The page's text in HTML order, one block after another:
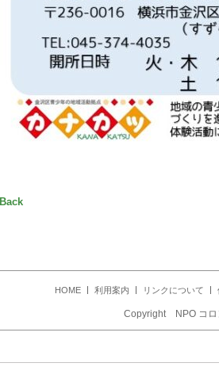
Back
HOME 利用案内 リンクについて
Copyright NPO コロ